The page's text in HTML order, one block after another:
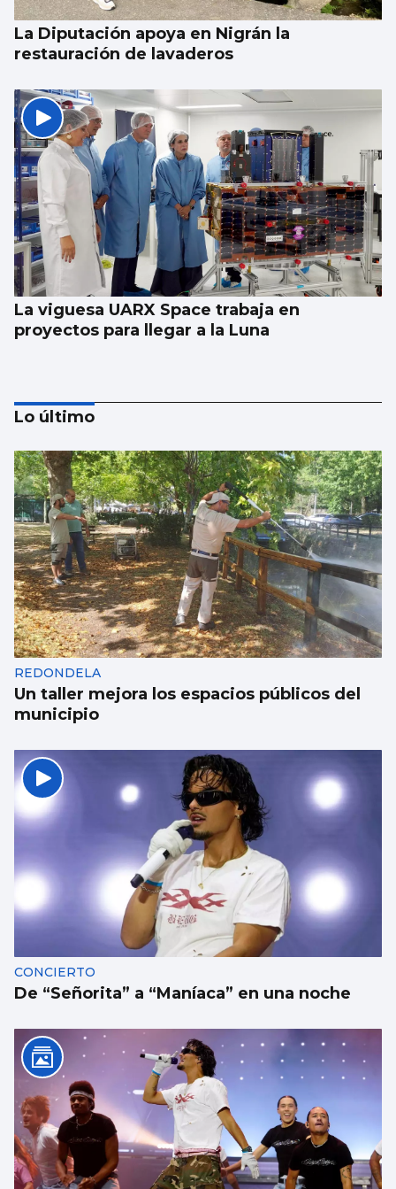
La Diputación apoya en Nigrán la
restauración de lavaderos
La viguesa UARX Space trabaja en
proyectos para llegar a la Luna
Nigrán, castigado sin bandera azul por
decisión municipal
Lo último
REDONDELA
Un taller mejora los espacios públicos del
municipio
CONCIERTO
De “Señorita” a “Maníaca” en una noche